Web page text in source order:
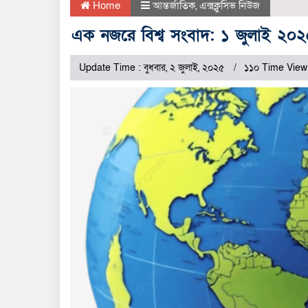
Home আন্তর্জাতিক, এক্সক্লুসিভ নিউজ
এক নজরে বিশ্ব সংবাদ: ১ জুলাই
Update Time : বুধবার, ২ জুলাই, ২০২৫ ১১০ Time View